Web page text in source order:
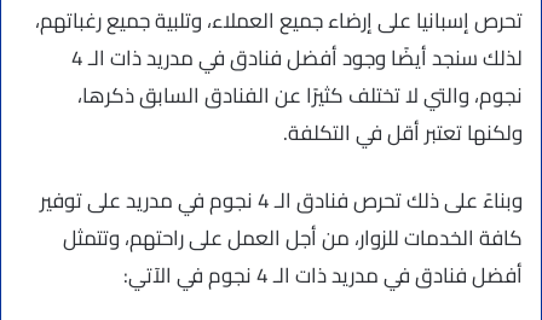
تحرص إسبانيا على إرضاء جميع العملاء، وتلبية جميع رغباتهم،
لذلك سنجد أيضًا وجود أفضل فنادق في مدريد ذات الـ 4
نجوم، والتي لا تختلف كثيرًا عن الفنادق السابق ذكرها،
ولكنها تعتبر أقل في التكلفة.
وبناءً على ذلك تحرص فنادق الـ 4 نجوم في مدريد على توفير
كافة الخدمات للزوار، من أجل العمل على راحتهم، وتتمثل
أفضل فنادق في مدريد ذات الـ 4 نجوم في الآتي: